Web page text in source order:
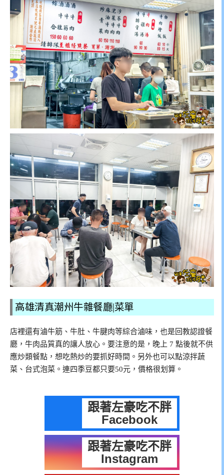
高雄清真潮州牛雜餐廳|菜單
店裡還有滷牛筋、牛肚、牛腱肉等綜合滷味，也是回教認證餐
廳，牛肉品質真的讓人放心。要注意的是，晚上 7 點後就不供
應炒類餐點，想吃熱炒的要抓好時間。另外也可以點涼拌蔬
菜、台式泡菜。連四季豆都只要50元，價格很划算。
跟著左豪吃不胖
Facebook
跟著左豪吃不胖
Instagram